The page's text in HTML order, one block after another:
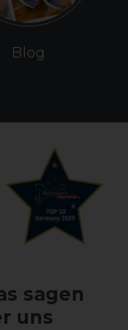
Blog
sagen
uns